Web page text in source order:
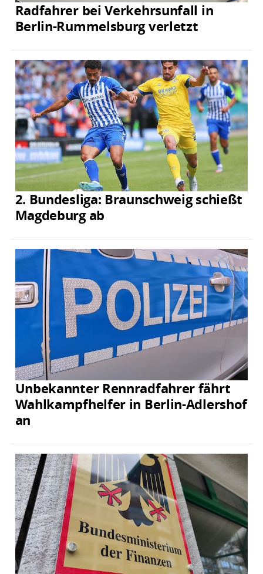
Radfahrer bei Verkehrsunfall in
Berlin-Rummelsburg verletzt
2. Bundesliga: Braunschweig schießt
Magdeburg ab
Unbekannter Rennradfahrer fährt
Wahlkampfhelfer in Berlin-Adlershof
an